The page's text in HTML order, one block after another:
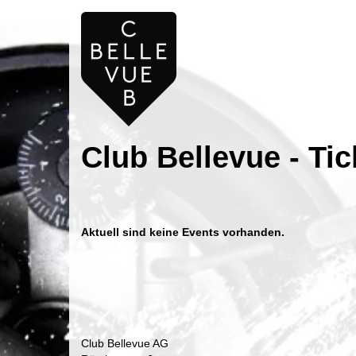
Club Bellevue -
Aktuell sind keine Events vorhanden.
Club Bellevue AG